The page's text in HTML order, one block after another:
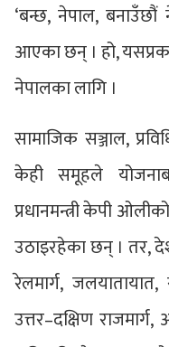
‘बन्छ, नेपाल,
आएका छन् । हो,
नेपालका लागि ।
सामाजिक सञ्जाल,
केही समूहले
प्रधानमन्त्री केपी
उठाइरहेका छन् । तर,
रेलमार्ग,
उत्तर–दक्षिण